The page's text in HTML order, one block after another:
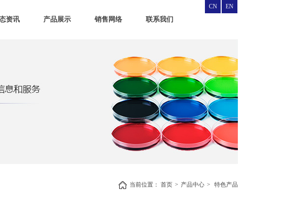
资讯 产品展示 销售网络 联系我们
CN EN
当前位置： 首页 > 产品中心 > 特色产品